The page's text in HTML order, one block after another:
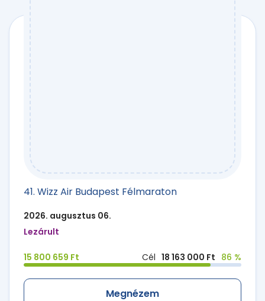
41. Wizz Air Budapest Félmaraton
2026. augusztus 06.
Lezárult
15 800 659 Ft Cél 18 163 000 Ft 86 %
Megnézem